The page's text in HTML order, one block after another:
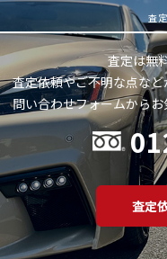
査
査定は無
査定依頼やご不明な点な
問い合わせフォームから
査定